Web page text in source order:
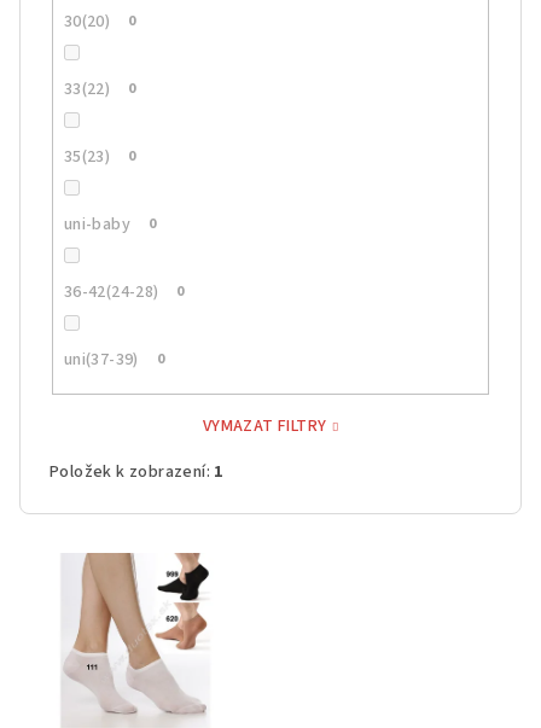
30(20) 0
33(22) 0
35(23) 0
uni-baby 0
36-42(24-28) 0
uni(37-39) 0
VYMAZAT FILTRY
Položek k zobrazení: 1